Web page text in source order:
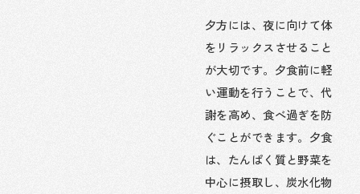
夕方には、夜に向けて体
をリラックスさせること
が大切です。夕食前に軽
い運動を行うことで、代
謝を高め、食べ過ぎを防
ぐことができます。夕食
は、たんぱく質と野菜を
中心に摂取し、炭水化物